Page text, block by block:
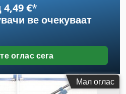
4,49 €*
ве очекуваат
оглас сега
Мал оглас